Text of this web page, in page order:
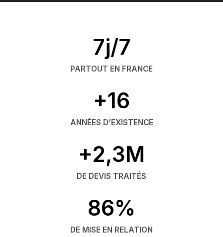
7j/7
PARTOUT EN FRANCE
+16
ANNÉES D’EXISTENCE
+2,3M
DE DEVIS TRAITÉS
86%
DE MISE EN RELATION